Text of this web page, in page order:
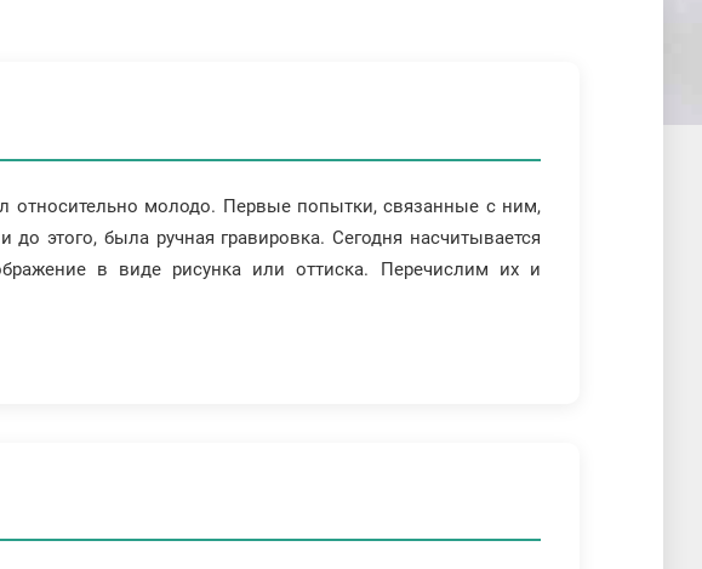
относительно молодо. Первые попытки, связанные с ним,
этого, была ручная гравировка. Сегодня насчитывается
в виде рисунка или оттиска. Перечислим их и